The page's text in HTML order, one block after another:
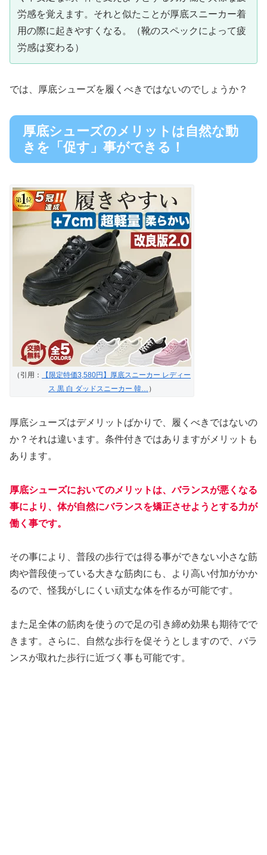
労感を覚えます。それと似たことが厚底スニーカー着
用の際に起きやすくなる。（靴のスペックによって疲
労感は変わる）
では、厚底シューズを履くべきではないのでしょうか？
厚底シューズのメリットは自然な動
きを「促す」事ができる！
（引用：
【限定特価3,580円】厚底スニーカー レディー
ス 黒 白 ダッドスニーカー 韓… ）
厚底シューズはデメリットばかりで、履くべきではないの
か？それは違います。条件付きではありますがメリットも
あります。
厚底シューズにおいてのメリットは、バランスが悪くなる
事により、体が自然にバランスを矯正させようとする力が
働く事です。
その事により、普段の歩行では得る事ができない小さな筋
肉や普段使っている大きな筋肉にも、より高い付加がかか
るので、怪我がしにくい頑丈な体を作るが可能です。
また足全体の筋肉を使うので足の引き締め効果も期待でで
きます。さらに、自然な歩行を促そうとしますので、バラ
ンスが取れた歩行に近づく事も可能です。